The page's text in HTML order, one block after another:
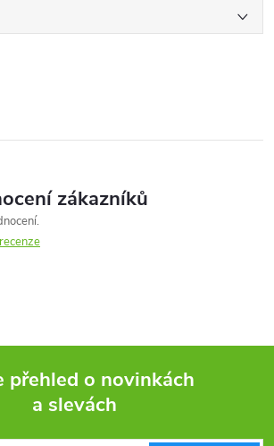
zákazníků
přehled o novinkách
a slevách